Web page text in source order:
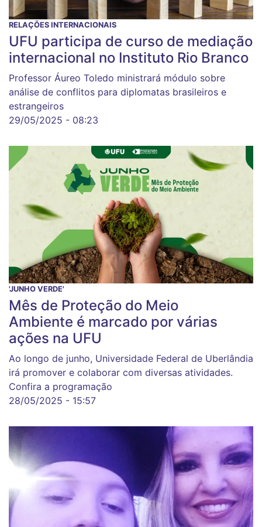
RELAÇÕES INTERNACIONAIS
UFU participa de curso de mediação
internacional no Instituto Rio Branco
Professor Áureo Toledo ministrará módulo sobre
análise de conflitos para diplomatas brasileiros e
estrangeiros
29/05/2025 - 08:23
'JUNHO VERDE'
Mês de Proteção do Meio
Ambiente é marcado por várias
ações na UFU
Ao longo de junho, Universidade Federal de Uberlândia
irá promover e colaborar com diversas atividades.
Confira a programação
28/05/2025 - 15:57